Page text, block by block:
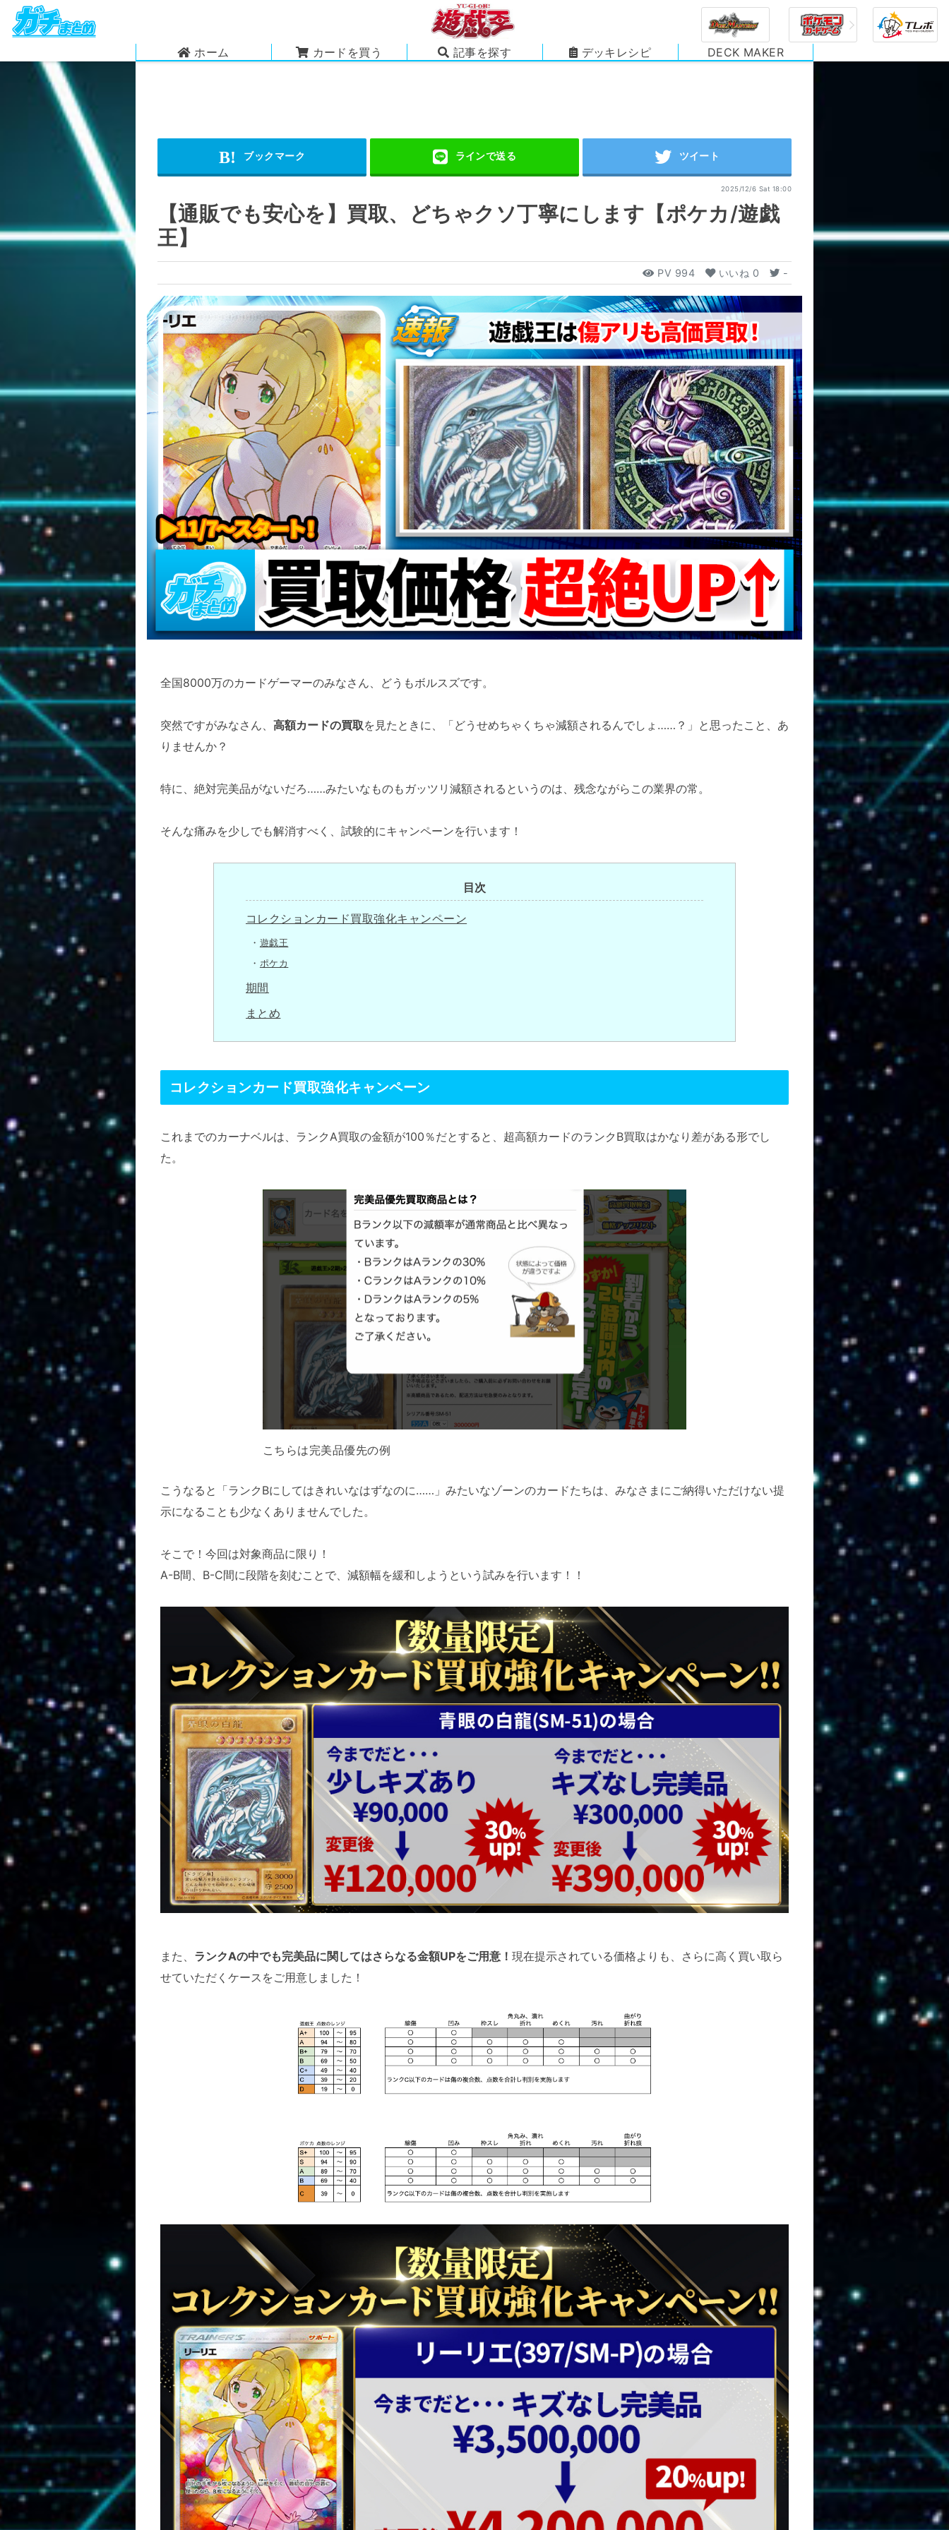
ホーム カードを買う 記事を探す デッキレシピ DECK MAKER
2025/12/6 Sat 18:00
【通販でも安心を】買取、どちゃクソ丁寧にします【ポケカ/遊戯
王】
PV 994 いいね 0 -
全国8000万のカードゲーマーのみなさん、どうもボルスズです。
突然ですがみなさん、 高額カードの買取を見たときに、「どうせめちゃくちゃ減額されるんでしょ……？」と思ったこと、あ
りませんか？
特に、絶対完美品がないだろ……みたいなものもガッツリ減額されるというのは、残念ながらこの業界の常。
そんな痛みを少しでも解消すべく、試験的にキャンペーンを行います！
目次
コレクションカード買取強化キャンペーン
遊戯王
ポケカ
期間
まとめ
コレクションカード買取強化キャンペーン
これまでのカーナベルは、ランクA買取の金額が100％だとすると、超高額カードのランクB買取はかなり差がある形でし
た。
こちらは完美品優先の例
こうなると「ランクBにしてはきれいなはずなのに……」みたいなゾーンのカードたちは、みなさまにご納得いただけない提
示になることも少なくありませんでした。
そこで！今回は対象商品に限り！
A-B間、B-C間に段階を刻むことで、減額幅を緩和しようという試みを行います！！
また、 ランクAの中でも完美品に関してはさらなる金額UPをご用意！ 現在提示されている価格よりも、さらに高く買い取ら
せていただくケースをご用意しました！